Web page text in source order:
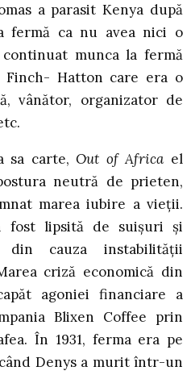
a parasit Kenya după
fermă ca nu avea nici o
munca la fermă
Hatton care era o
vânător, organizator de
sa carte,Out of Africa el
neutră de prieten,
marea iubire a vieţii.
fost lipsită de suişuri şi
din cauza instabilităţii
criză economică din
agoniei financiare a
Blixen Coffee prin
În 1931, ferma era pe
Denys a murit într-un